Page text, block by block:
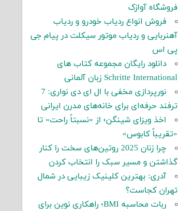
فروشگاه آوازک
فروش انواع ردیاب خودرو و ردیاب
آهنربایی و ردیاب موتور سیکلت در پیام جی
پی اس
دانلود رایگان مجموعه کتاب های
Schritte International زبان آلمانی
نورپردازی مخفی با ال ای دی نواری: 7
ترفند حرفه‌ای برای خانه‌های مدرن ایرانی
اخذ ویزای شینگن؛ از «نسبتاً راحت» تا
«تقریباً کابوس»
چرا زنان 2025 روتین‌های سخت را کنار
گذاشتن و مسیر سبک را انتخاب کردن
آدری: بهترین کلینیک زیبایی در شمال
تهران کجاست؟
ربات محاسبه BMI؛ راهکاری نوین برای